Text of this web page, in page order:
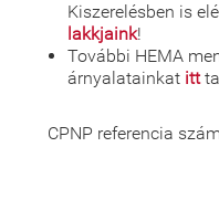
Kiszerelésben is
lakkjaink!
További HEMA
árnyalatainkat itt
CPNP referencia